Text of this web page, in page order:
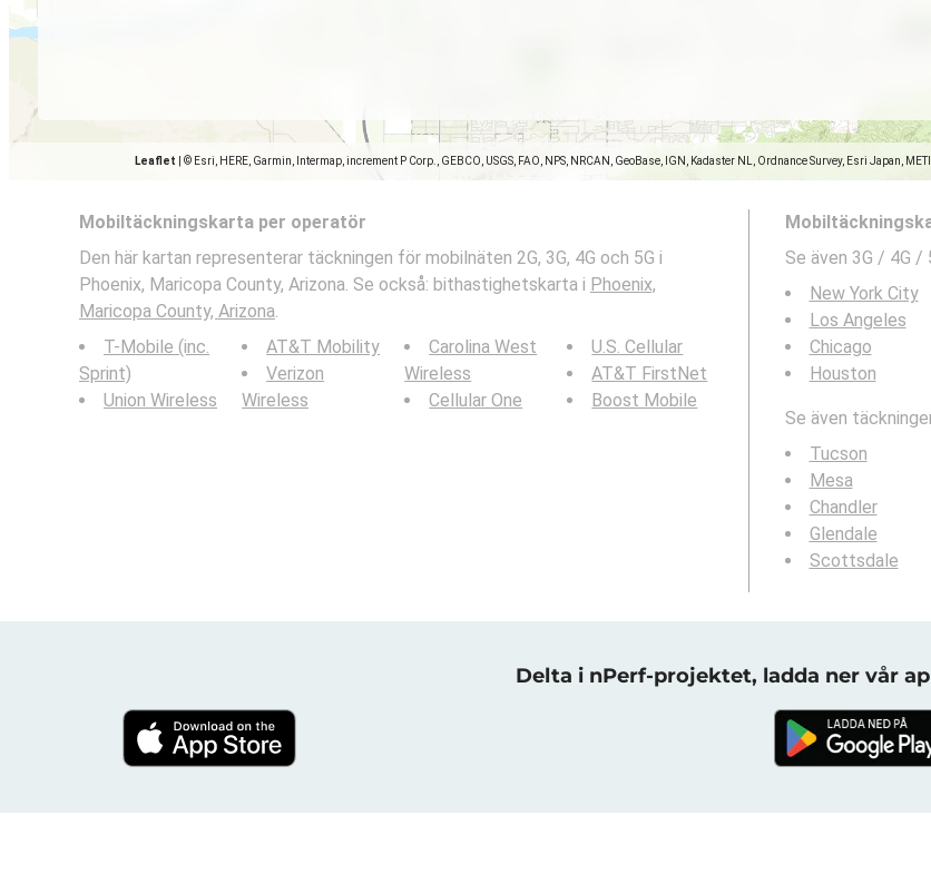
Leaflet © Esri, HERE, Garmin, Intermap, increment P Corp., GEBCO, USGS, FAO, NPS, NRCAN, GeoBase, IGN, Kadaster NL, Ordnance Survey, Esri Japan,
Mobiltäckningskarta per operatör
Den här kartan representerar täckningen för mobilnäten 2G, 3G, 4G och 5G i
Phoenix, Maricopa County, Arizona. Se också: bithastighetskarta i Phoenix,
Maricopa County, Arizona.
T-Mobile (inc.
Sprint)
Union Wireless
AT&T Mobility
Verizon
Wireless
Carolina West
Wireless
Cellular One
U.S. Cellular
AT&T FirstNet
Boost Mobile
Se även 3G / 4G /
New York City
Los Angeles
Chicago
Houston
Se även
Tucson
Mesa
Chandler
Glendale
Scottsdale
Delta i nPerf-projektet, ladda ner vår